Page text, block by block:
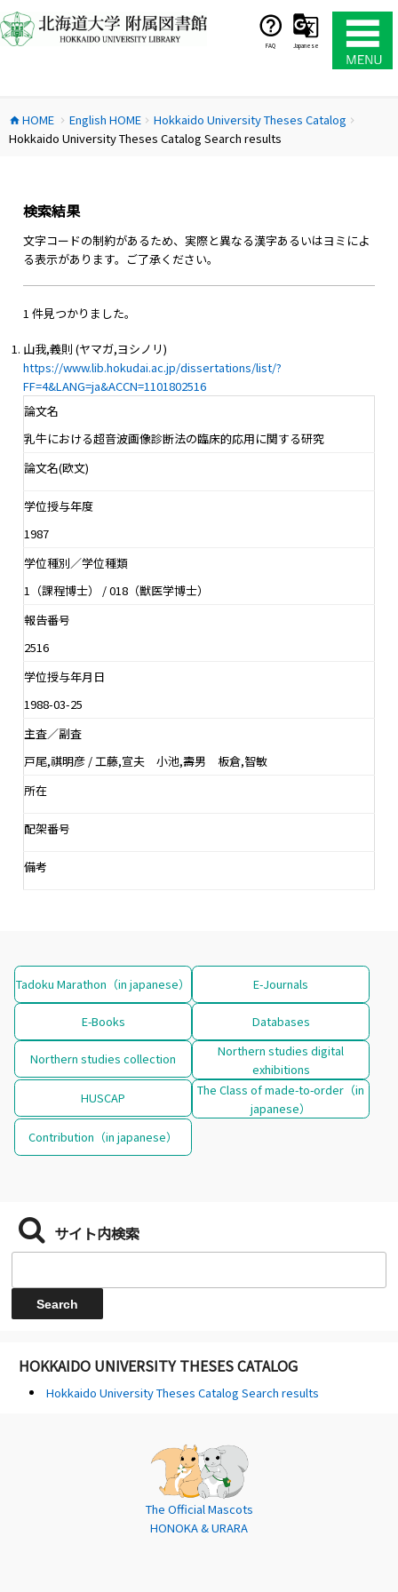
ン
テ
ス
キ
FAQ Japanese
home HOME chevron_right English HOMEchevron_right Hokkaido University Theses Catalog chevron_right
Hokkaido University Theses Catalog Search results
検索結果
文字コードの制約があるため、実際と異なる漢字あるいはヨミによ
る表示があります。ご了承ください。
1 件見つかりました。
山我,義則 (ヤマガ,ヨシノリ)
https://www.lib.hokudai.ac.jp/dissertations/list/?
FF=4&LANG=ja&ACCN=1101802516
論文名
乳牛における超音波画像診断法の臨床的応用に関する研究
論文名(欧文)
学位授与年度
1987
学位種別／学位種類
1（課程博士） / 018（獣医学博士）
報告番号
2516
学位授与年月日
1988-03-25
主査／副査
戸尾,祺明彦 / 工藤,宣夫 小池,壽男 板倉,智敏
所在
配架番号
備考
Tadoku Marathon（in japanese） E-Journals
E-Books Databases
Northern studies collection
Northern studies digital
exhibitions
HUSCAP
The Class of made-to-order（in
japanese）
Contribution（in japanese）
サイト内検索
HOKKAIDO UNIVERSITY THESES CATALOG
Hokkaido University Theses Catalog Search results
The Official Mascots
HONOKA & URARA